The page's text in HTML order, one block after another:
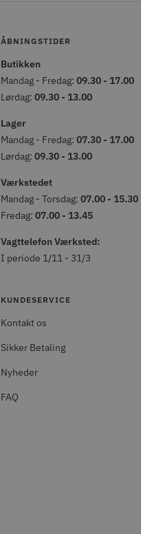
ÅBNINGSTIDER
Butikken
Mandag - Fredag: 09.30 - 17.00
Lørdag: 09.30 - 13.00
Lager
Mandag - Fredag: 07.30 - 17.00
Lørdag: 09.30 - 13.00
Værkstedet
Mandag - Torsdag: 07.00 - 15.30
Fredag: 07.00 - 13.45
Vagttelefon Værksted:
I periode 1/11 - 31/3
KUNDESERVICE
Kontakt os
Sikker Betaling
Nyheder
FAQ